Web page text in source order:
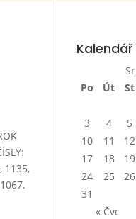
1135,
Po
Út St
3
4 5
10
11 12
17
18 19
24
25 26
31
« Čvc